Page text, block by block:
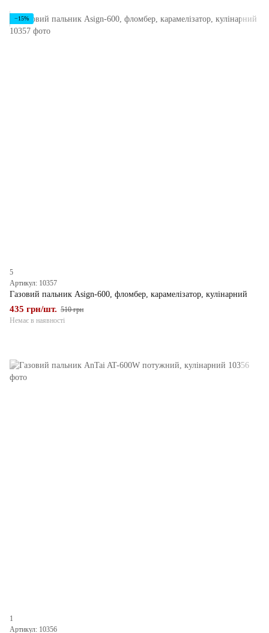
−15%
5
Артикул: 10357
Газовий пальник Asign-600, фломбер, карамелізатор, кулінарний
435 грн/шт. 510 грн
Немає в наявності
1
Артикул: 10356